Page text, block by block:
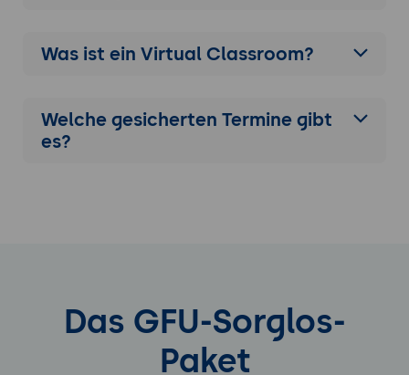
Was ist ein Virtual Classroom?
Welche gesicherten Termine gibt
es?
Das GFU-Sorglos-
Paket